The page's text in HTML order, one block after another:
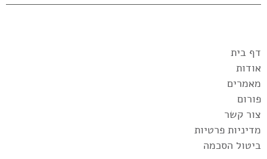
דף בית
אודות
מאמרים
פורום
צור קשר
מדיניות פרטיות
ביטול הסכמה